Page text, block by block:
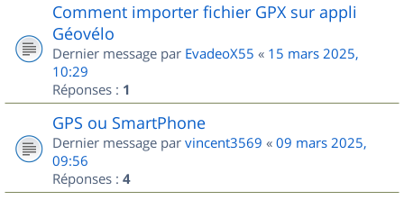
Comment importer fichier GPX sur appli
Géovélo
Dernier message par EvadeoX55 « 15 mars 2025,
10:29
Réponses : 1
GPS ou SmartPhone
Dernier message par vincent3569 « 09 mars 2025,
09:56
Réponses : 4